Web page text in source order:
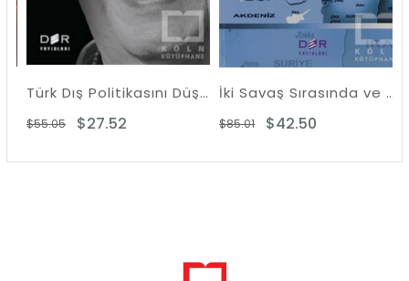
Türk Dış Politikasını Düşünmek - A. Haluk Ülman'a Armağan
$27.52
$55.05
İki Savaş Sırasında ve Arasında Türk Dış Politikası
$42.50
$85.01